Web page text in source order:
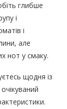
глибше
і
і
але
нот у смаку.
щодня із